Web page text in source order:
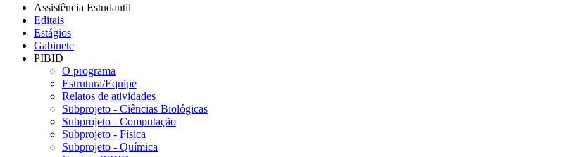
Assistência Estudantil
Editais
Estágios
Gabinete
PIBID
O programa
Estrutura/Equipe
Relatos de atividades
Subprojeto - Ciências Biológicas
Subprojeto - Computação
Subprojeto - Física
Subprojeto - Química